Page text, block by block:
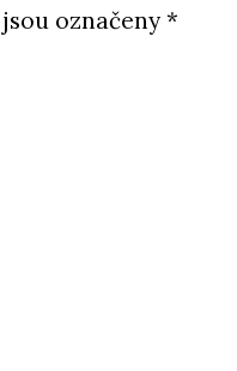
označeny *